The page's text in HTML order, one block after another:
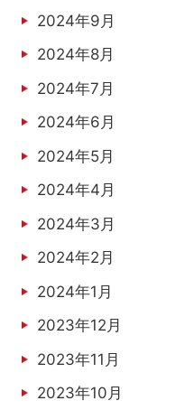
2024年9月
2024年8月
2024年7月
2024年6月
2024年5月
2024年4月
2024年3月
2024年2月
2024年1月
2023年12月
2023年11月
2023年10月